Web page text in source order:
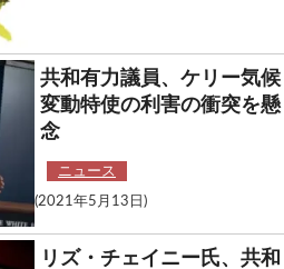
共和有力議員、ケリー気候
変動特使の利害の衝突を懸
念
ニュース
(2021年5月13日)
リズ・チェイニー氏、共和